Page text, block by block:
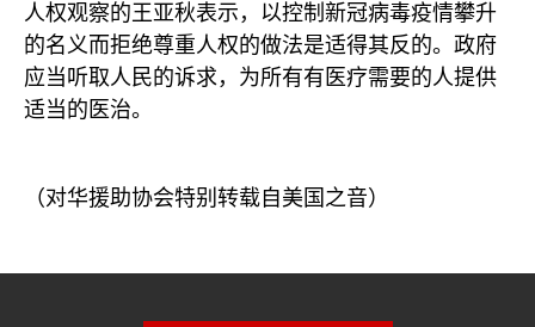
人权观察的王亚秋表示，以控制新冠病毒疫情攀升
的名义而拒绝尊重人权的做法是适得其反的。政府
应当听取人民的诉求，为所有有医疗需要的人提供
适当的医治。
（对华援助协会特别转载自美国之音）